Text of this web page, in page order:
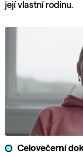
její vlastní rodinu.
Celovečerní